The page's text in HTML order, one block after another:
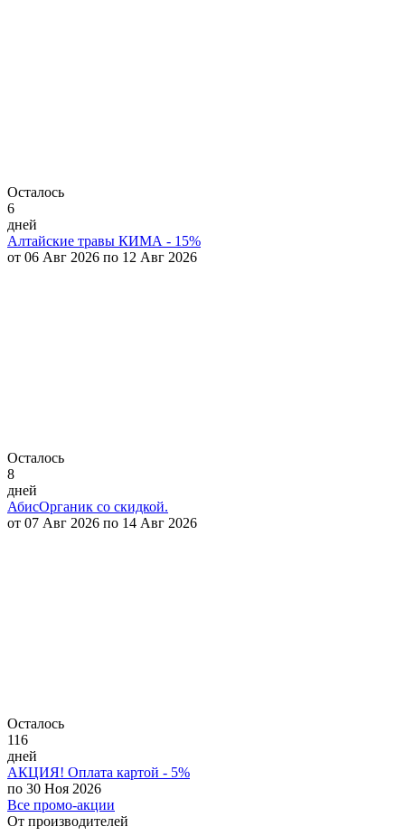
Осталось
6
дней
Алтайские травы КИМА - 15%
от 06 Авг 2026 по 12 Авг 2026
Осталось
8
дней
АбисОрганик со скидкой.
от 07 Авг 2026 по 14 Авг 2026
Осталось
116
дней
АКЦИЯ! Оплата картой - 5%
по 30 Ноя 2026
Все промо-акции
От производителей